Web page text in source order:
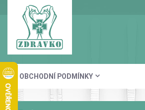
OBCHODNÍ PODMÍNKY